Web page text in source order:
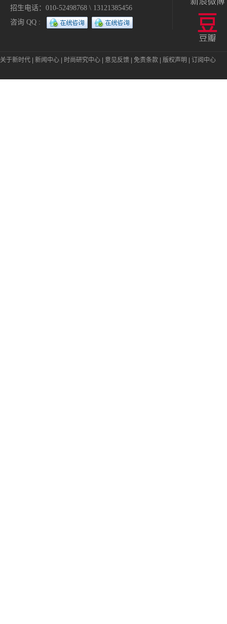
招生电话：010-52498768 \ 13121385456
咨询 QQ :
关于新时代 | 新闻中心 | 时尚研究中心 | 意见反馈 | 免责条款 | 版权声明 | 订阅中心